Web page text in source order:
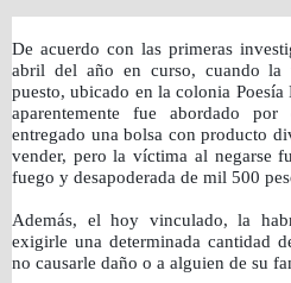
De acuerdo con las primeras
abril del año en curso, cuando la
puesto, ubicado en la colonia
aparentemente fue abordado
entregado una bolsa con producto
vender, pero la víctima al negarse
fuego y desapoderada de mil 500
Además, el hoy vinculado, la
exigirle una determinada cantidad
no causarle daño o a alguien de su